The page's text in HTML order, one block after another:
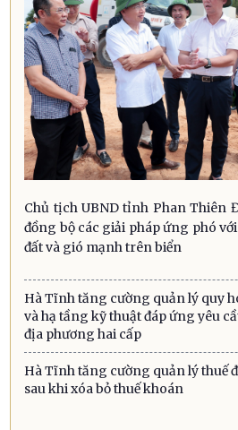
Chủ tịch UBND tỉnh Phan Thiên
đồng bộ các giải pháp ứng phó
đất và gió mạnh trên biển
Hà Tĩnh tăng cường quản lý quy
và hạ tầng kỹ thuật đáp ứng yêu
địa phương hai cấp
Hà Tĩnh tăng cường quản lý thuế
sau khi xóa bỏ thuế khoán